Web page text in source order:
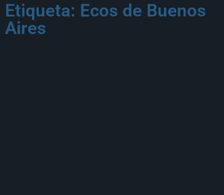
Etiqueta: Ecos de Buenos
Aires